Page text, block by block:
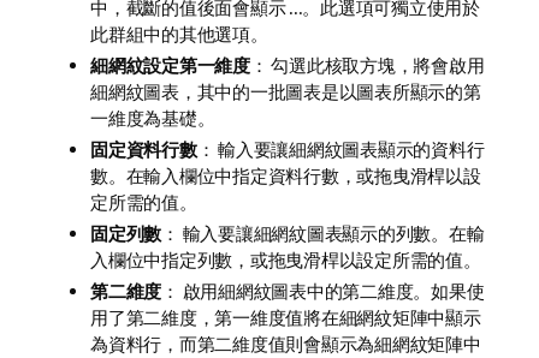
中，截斷的值後面會顯示 ...。此選項可獨立使用於
此群組中的其他選項。
細網紋設定第一維度： 勾選此核取方塊，將會啟用
細網紋圖表，其中的一批圖表是以圖表所顯示的第
一維度為基礎。
固定資料行數： 輸入要讓細網紋圖表顯示的資料行
數。在輸入欄位中指定資料行數，或拖曳滑桿以設
定所需的值。
固定列數 ： 輸入要讓細網紋圖表顯示的列數。在輸
入欄位中指定列數，或拖曳滑桿以設定所需的值。
第二維度 ： 啟用細網紋圖表中的第二維度。如果使
用了第二維度，第一維度值將在細網紋矩陣中顯示
為資料行，而第二維度值則會顯示為細網紋矩陣中